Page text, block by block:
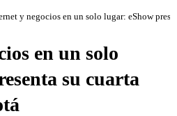
y negocios en un solo lugar: eShow
en un solo
su cuarta